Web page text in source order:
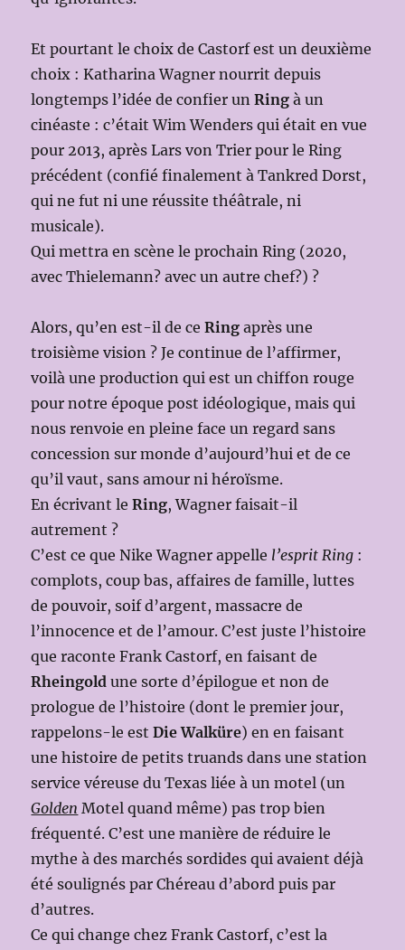
Et pourtant le choix de Castorf est un deuxième
choix : Katharina Wagner nourrit depuis
longtemps l’idée de confier unRing à un
cinéaste : c’était Wim Wenders qui était en vue
pour 2013, après Lars von Trier pour le Ring
précédent (confié finalement à Tankred Dorst,
qui ne fut ni une réussite théâtrale, ni
musicale).
Qui mettra en scène le prochain Ring (2020,
avec Thielemann? avec un autre chef?) ?
Alors, qu’en est-il de ceRing après une
troisième vision ? Je continue de l’affirmer,
voilà une production qui est un chiffon rouge
pour notre époque post idéologique, mais qui
nous renvoie en pleine face un regard sans
concession sur monde d’aujourd’hui et de ce
qu’il vaut, sans amour ni héroïsme.
En écrivant leRing, Wagner faisait-il
autrement ?
C’est ce que Nike Wagner appelle l’esprit Ring :
complots, coup bas, affaires de famille, luttes
de pouvoir, soif d’argent, massacre de
l’innocence et de l’amour. C’est juste l’histoire
que raconte Frank Castorf, en faisant de
Rheingold une sorte d’épilogue et non de
prologue de l’histoire (dont le premier jour,
rappelons-le estDie Walküre) en en faisant
une histoire de petits truands dans une station
service véreuse du Texas liée à un motel (un
Golden Motel quand même) pas trop bien
fréquenté. C’est une manière de réduire le
mythe à des marchés sordides qui avaient déjà
été soulignés par Chéreau d’abord puis par
d’autres.
Ce qui change chez Frank Castorf, c’est la